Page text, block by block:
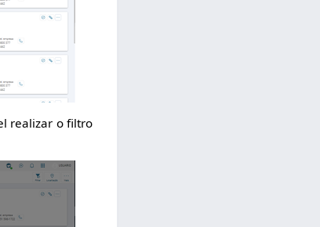
realizar o filtro